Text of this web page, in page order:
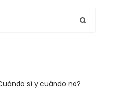
sí y cuándo no?